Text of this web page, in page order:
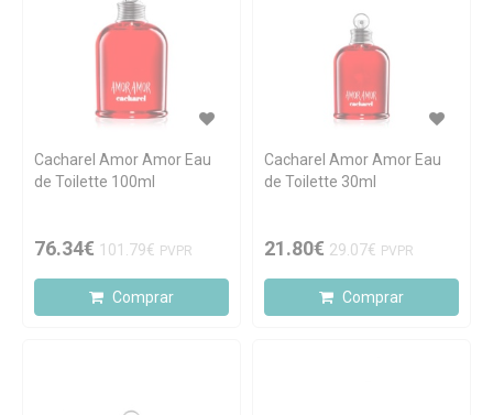
Cacharel Amor Amor Eau
de Toilette 100ml
76.34€ 101.79€ PVPR
Comprar
Cacharel Amor Amor Eau
de Toilette 30ml
21.80€ 29.07€ PVPR
Comprar